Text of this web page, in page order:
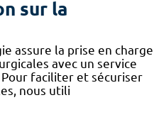
sur la
assure la prise en charge
avec un service
faciliter et sécuriser
nous utili